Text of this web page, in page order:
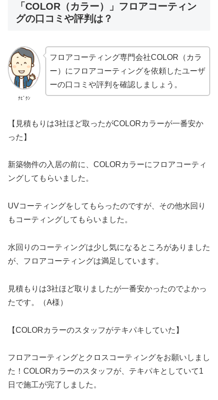
「COLOR（カラー）」フロアコーティン
グの口コミや評判は？
ﾅﾋﾞｸﾝ
フロアコーティング専門会社COLOR（カラ
ー）にフロアコーティングを依頼したユーザ
ーの口コミや評判を確認しましょう。
【見積もりは3社ほど取ったがCOLORカラーが一番安か
った】
新築物件の入居の前に、COLORカラーにフロアコーティ
ングしてもらいました。
UVコーティングをしてもらったのですが、その他水回り
もコーティングしてもらいました。
水回りのコーティングは少し気になるところがありました
が、フロアコーティングは満足しています。
見積もりは3社ほど取りましたが一番安かったのでよかっ
たです。（A様）
【COLORカラーのスタッフがテキパキしていた】
フロアコーティングとクロスコーティングをお願いしまし
た！COLORカラーのスタッフが、テキパキとしていて1
日で施工が完了しました。